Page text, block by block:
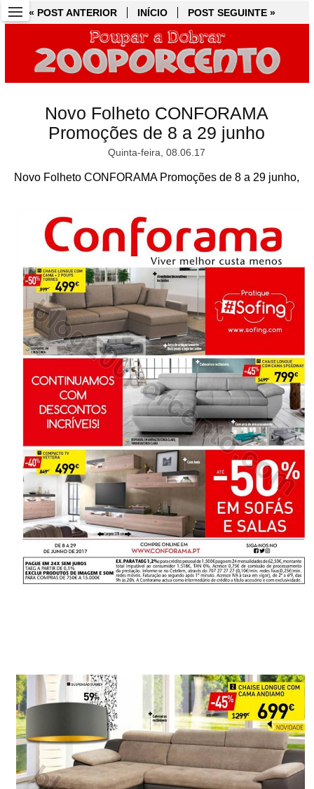
« POST ANTERIOR INÍCIO POST SEGUINTE »
Novo Folheto CONFORAMA
Promoções de 8 a 29 junho
Quinta-feira, 08.06.17
Novo Folheto CONFORAMA Promoções de 8 a 29 junho,
« POST ANTERIOR INÍCIO POST SEGUINTE »